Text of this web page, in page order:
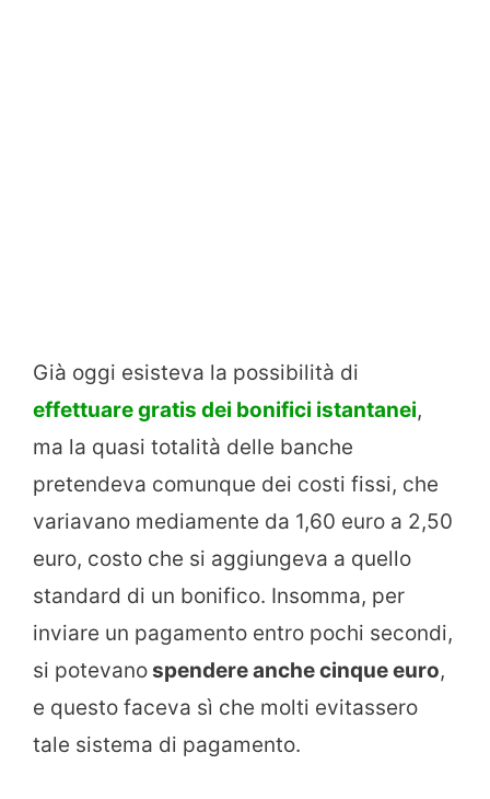
Già oggi esisteva la possibilità di
effettuare gratis dei bonifici istantanei,
ma la quasi totalità delle banche
pretendeva comunque dei costi fissi, che
variavano mediamente da 1,60 euro a 2,50
euro, costo che si aggiungeva a quello
standard di un bonifico. Insomma, per
inviare un pagamento entro pochi secondi,
si potevanospendere anche cinque euro,
e questo faceva sì che molti evitassero
tale sistema di pagamento.